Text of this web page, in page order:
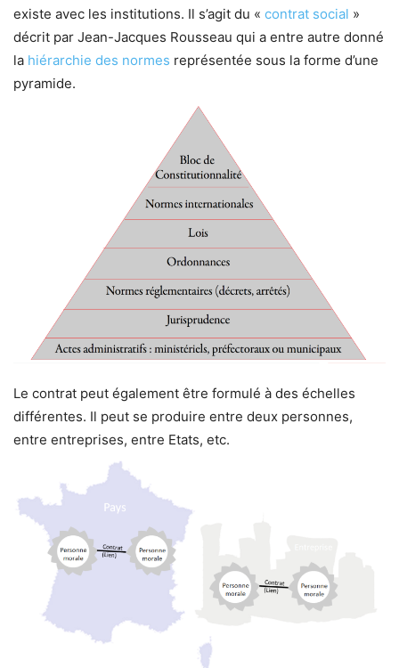
existe avec les institutions. Il s’agit du « contrat social »
décrit par Jean-Jacques Rousseau qui a entre autre donné
la hiérarchie des normes représentée sous la forme d’une
pyramide.
Le contrat peut également être formulé à des échelles
différentes. Il peut se produire entre deux personnes,
entre entreprises, entre Etats, etc.